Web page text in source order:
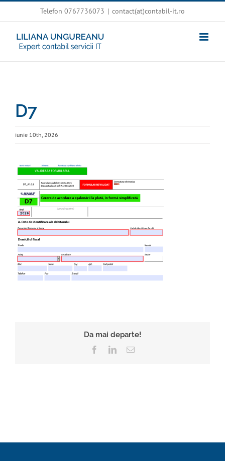
to
content
Telefon 0767736073 | contact(at)contabil-it.ro
D7
iunie 10th, 2026
Da mai departe!
FacebookLinkedIn
E-